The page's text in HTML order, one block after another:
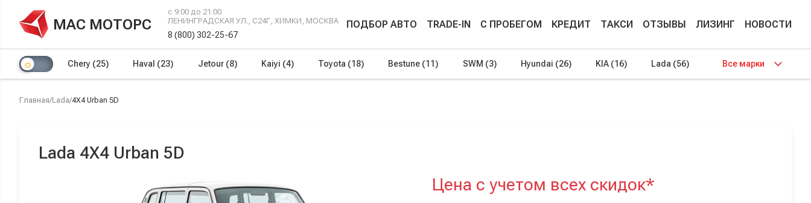
МАС МОТОРС
с 9:00 до 21:00
ЛЕНИНГРАДСКАЯ УЛ., С24Г, ХИМКИ, МОСКВА
8 (800) 302-25-67
ПОДБОР АВТО TRADE-IN С ПРОБЕГОМ КРЕДИТ ТАКСИ ОТЗЫВЫ ЛИЗИНГ НОВОСТИ
Chery (25) Haval (23) Jetour (8) Kaiyi (4) Toyota (18) Bestune (11) SWM (3) Hyundai (26) KIA (16) Lada (56) Все марки
Главная/Lada/4X4 Urban 5D
Lada 4X4 Urban 5D
Цена с учетом всех скидок*